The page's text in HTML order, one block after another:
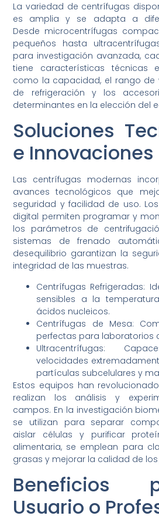
La variedad de centrífugas
es amplia y se adapta a
Desde microcentrífugas
pequeños hasta
para investigación avanzada,
tiene características técnicas
como la capacidad, el rango de
de refrigeración y los
determinantes en la elección del
Soluciones
e Innovaciones
Las centrífugas modernas
avances tecnológicos que
seguridad y facilidad de uso.
digital permiten programar y
los parámetros de
sistemas de frenado
desequilibrio garantizan la
integridad de las muestras.
Centrífugas Refrigeradas:
sensibles a la
ácidos nucleicos.
Centrífugas de Mesa:
perfectas para laboratorios
Ultracentrífugas:
velocidades
partículas subcelulares y
Estos equipos han
realizan los análisis y
campos. En la investigación
se utilizan para separar
aislar células y purificar
alimentaria, se emplean para
grasas y mejorar la calidad de
Beneficios
Usuario o